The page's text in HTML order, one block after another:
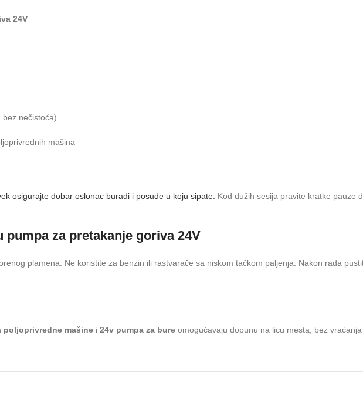
24V
nečistoća)
mašina
osigurajte dobar oslonac buradi i posude u koju sipate. Kod dužih sesija pravite kratke pauze
za pretakanje goriva 24V
plamena. Ne koristite za benzin ili rastvarače sa niskom tačkom paljenja. Nakon rada
poljoprivredne mašine i 24v pumpa za bure omogućavaju dopunu na licu mesta, bez